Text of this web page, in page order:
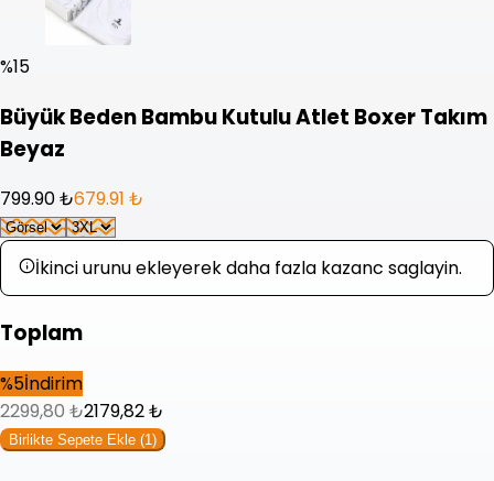
%15
Büyük Beden Bambu Kutulu Atlet Boxer Takım
Beyaz
799.90 ₺679.91 ₺
İkinci urunu ekleyerek daha fazla kazanc saglayin.
Toplam
%5İndirim
2299,80 ₺2179,82₺
Birlikte Sepete Ekle (1 )